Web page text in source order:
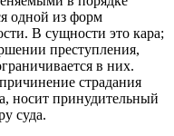
одной из форм
В сущности это кара;
преступления,
в них.
страдания
носит принудительный
суда.